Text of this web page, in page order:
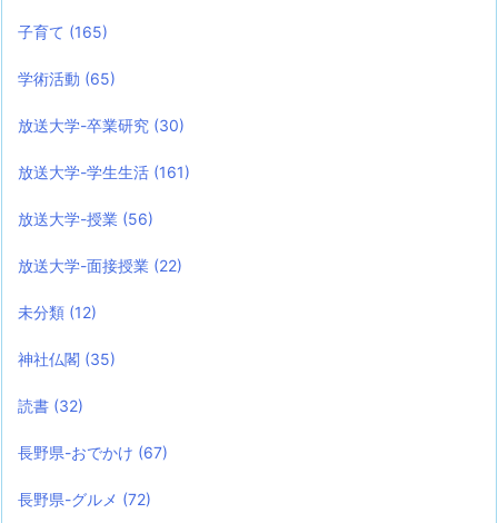
子育て (165)
学術活動 (65)
放送大学-卒業研究 (30)
放送大学-学生生活 (161)
放送大学-授業 (56)
放送大学-面接授業 (22)
未分類 (12)
神社仏閣 (35)
読書 (32)
長野県-おでかけ (67)
長野県-グルメ (72)